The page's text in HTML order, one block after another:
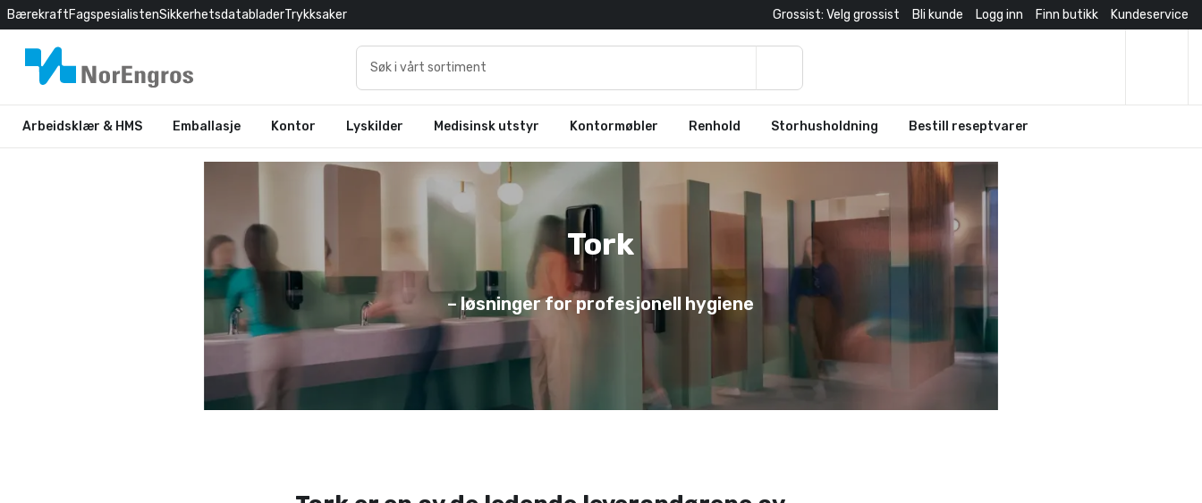
BærekraftFagspesialistenSikkerhetsdatabladerTrykksaker Grossist: Velg grossist Bli kunde Logg inn Finn butikk Kundeservice
Arbeidsklær & HMS Emballasje Kontor Lyskilder Medisinsk utstyr Kontormøbler Renhold Storhusholdning Bestill reseptvarer
Tork
– løsninger for profesjonell hygiene